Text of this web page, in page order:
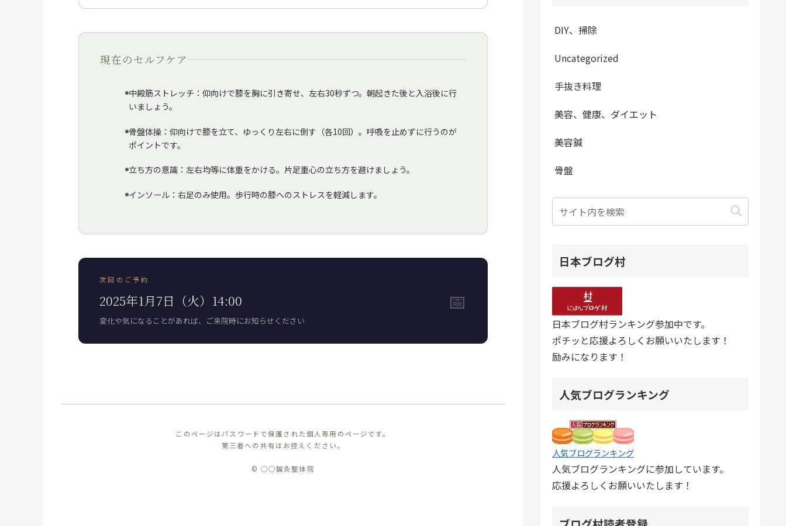
現在のセルフケア
中殿筋ストレッチ：仰向けで膝を胸に引き寄せ、左右30秒ずつ。朝起きた後と入浴後に行
いましょう。
骨盤体操：仰向けで膝を立て、ゆっくり左右に倒す（各10回）。呼吸を止めずに行うのが
ポイントです。
立ち方の意識：左右均等に体重をかける。片足重心の立ち方を避けましょう。
インソール：右足のみ使用。歩行時の膝へのストレスを軽減します。
次回のご予約
2025年1月7日（火）14:00
変化や気になることがあれば、ご来院時にお知らせください
📅
このページはパスワードで保護された個人専用のページです。
第三者への共有はお控えください。
© ○○鍼灸整体院
DIY、掃除
Uncategorized
手抜き料理
美容、健康、ダイエット
美容鍼
骨盤
日本ブログ村
日本ブログ村ランキング参加中です。
ポチッと応援よろしくお願いいたします！
励みになります！
人気ブログランキング
人気ブログランキング
人気ブログランキングに参加しています。
応援よろしくお願いいたします！